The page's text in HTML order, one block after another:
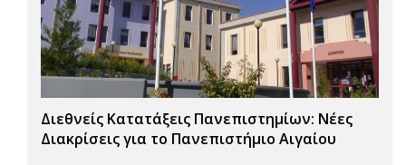
Διεθνείς Κατατάξεις Πανεπιστημίων: Νέες
Διακρίσεις για το Πανεπιστήμιο Αιγαίου